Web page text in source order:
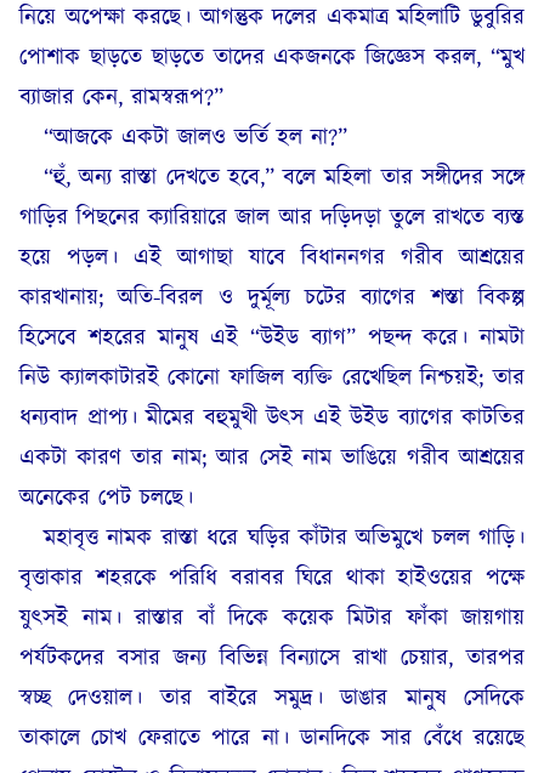
নিয়ে অপেক্ষা করছে। আগন্তুক দলের একমাত্র মহিলাটি ডুবুরির
পোশাক ছাড়তে ছাড়তে তাদের একজনকে জিজ্ঞেস করল, “মুখ
ব্যাজার কেন, রামস্বরূপ?”
“আজকে একটা জালও ভর্তি হল না?”
“হুঁ, অন্য রাস্তা দেখতে হবে,” বলে মহিলা তার সঙ্গীদের সঙ্গে
গাড়ির পিছনের ক্যারিয়ারে জাল আর দড়িদড়া তুলে রাখতে ব্যস্ত
হয়ে পড়ল। এই আগাছা যাবে বিধাননগর গরীব আশ্রয়ের
কারখানায়; অতি-বিরল ও দুর্মূল্য চটের ব্যাগের শস্তা বিকল্প
হিসেবে শহরের মানুষ এই “উইড ব্যাগ” পছন্দ করে। নামটা
নিউ ক্যালকাটারই কোনো ফাজিল ব্যক্তি রেখেছিল নিশ্চয়ই; তার
ধন্যবাদ প্রাপ্য। মীমের বহুমুখী উৎস এই উইড ব্যাগের কাটতির
একটা কারণ তার নাম; আর সেই নাম ভাঙিয়ে গরীব আশ্রয়ের
অনেকের পেট চলছে।
মহাবৃত্ত নামক রাস্তা ধরে ঘড়ির কাঁটার অভিমুখে চলল গাড়ি।
বৃত্তাকার শহরকে পরিধি বরাবর ঘিরে থাকা হাইওয়ের পক্ষে
যুৎসই নাম। রাস্তার বাঁ দিকে কয়েক মিটার ফাঁকা জায়গায়
পর্যটকদের বসার জন্য বিভিন্ন বিন্যাসে রাখা চেয়ার, তারপর
স্বচ্ছ দেওয়াল। তার বাইরে সমুদ্র। ডাঙার মানুষ সেদিকে
তাকালে চোখ ফেরাতে পারে না। ডানদিকে সার বেঁধে রয়েছে